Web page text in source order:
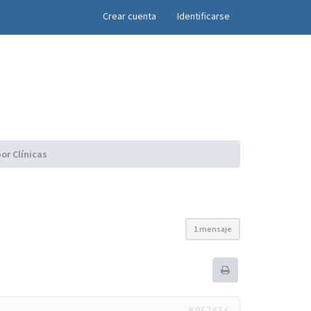
Crear cuenta Identificarse ×
Clínicas
1 mensaje